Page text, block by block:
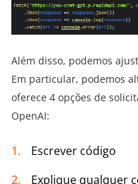
Além disso, podemos
Em particular, podemos
oferece 4 opções de
OpenAI:
Escrever código
Explique qualquer